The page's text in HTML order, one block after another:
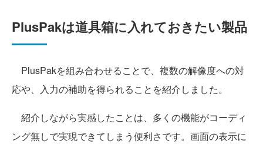
PlusPakは道具箱に入れておきたい製品
PlusPakを組み合わせることで、複数の解像度への対
応や、入力の補助を得られることを紹介しました。
紹介しながら実感したことは、多くの機能がコーディ
ング無しで実現できてしまう便利さです。画面の表示に